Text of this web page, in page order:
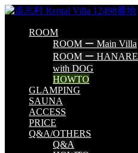
ROOM
ROOM ー Main Villa
ROOM ー HANARE
with DOG
HOWTO
GLAMPING
SAUNA
ACCESS
PRICE
Q&A/OTHERS
Q&A